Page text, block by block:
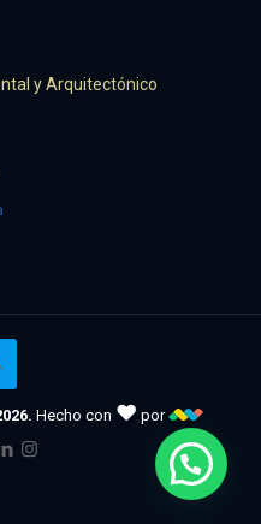
y Arquitectónico
Hecho con ♥ por